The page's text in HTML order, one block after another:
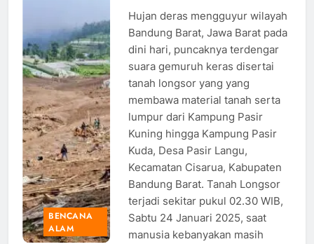
Jabar/Adi
Ramadhan
Pratama
BENCANA
ALAM
Hujan deras mengguyur wilayah
Bandung Barat, Jawa Barat pada
dini hari, puncaknya terdengar
suara gemuruh keras disertai
tanah longsor yang yang
membawa material tanah serta
lumpur dari Kampung Pasir
Kuning hingga Kampung Pasir
Kuda, Desa Pasir Langu,
Kecamatan Cisarua, Kabupaten
Bandung Barat. Tanah Longsor
terjadi sekitar pukul 02.30 WIB,
Sabtu 24 Januari 2025, saat
manusia kebanyakan masih